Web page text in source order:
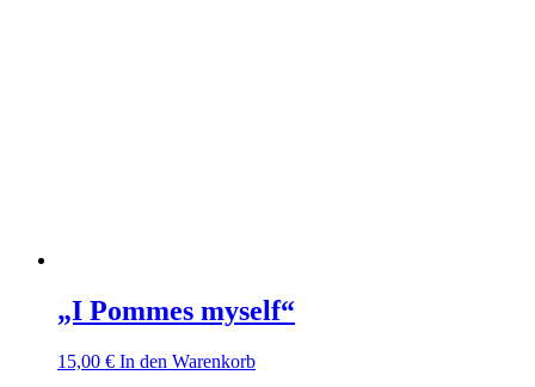
„I Pommes myself“
15,00 € In den Warenkorb